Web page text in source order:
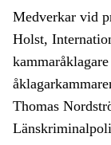
Medverkar vid
Holst,
Thomas